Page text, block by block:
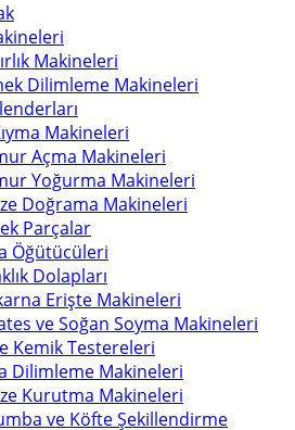
Makineleri
Dilimleme Makineleri
Makineleri
Açma Makineleri
Yoğurma Makineleri
Doğrama Makineleri
Parçalar
Öğütücüleri
Dolapları
Erişte Makineleri
ve Soğan Soyma Makineleri
Kemik Testereleri
Dilimleme Makineleri
Kurutma Makineleri
ve Köfte Şekillendirme